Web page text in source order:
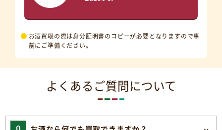
お酒買取の際は身分証明書のコピーが必要となりますので事
前にご準備ください。
よくあるご質問について